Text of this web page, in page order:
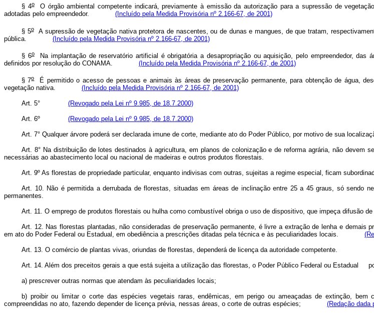
§ 4oO órgão ambiental competente indicará, previamente à emissão da autorização para a supressão de
adotadas pelo empreendedor. (Incluído pela Medida Provisória nº 2.166-67, de 2001)
§ 5oA supressão de vegetação nativa protetora de nascentes, ou de dunas e mangues, de que tratam,
pública. (Incluído pela Medida Provisória nº 2.166-67, de 2001)
§ 6oNa implantação de reservatório artificial é obrigatória a desapropriação ou aquisição, pelo empreendedor,
definidos por resolução do CONAMA. (Incluído pela Medida Provisória nº 2.166-67, de 2001)
§ 7oÉ permitido o acesso de pessoas e animais às áreas de preservação permanente, para obtenção de água,
vegetação nativa. (Incluído pela Medida Provisória nº 2.166-67, de 2001)
Art. 5° (Revogado pela Lei nº 9.985, de 18.7.2000)
Art. 6º (Revogado pela Lei nº 9.985, de 18.7.2000)
Art. 7° Qualquer árvore poderá ser declarada imune de corte, mediante ato do Poder Público, por motivo de sua
Art. 8° Na distribuição de lotes destinados à agricultura, em planos de colonização e de reforma agrária, não
necessárias ao abastecimento local ou nacional de madeiras e outros produtos florestais.
Art. 9º As florestas de propriedade particular, enquanto indivisas com outras, sujeitas a regime especial, ficam
Art. 10. Não é permitida a derrubada de florestas, situadas em áreas de inclinação entre 25 a 45 graus, só sendo
permanentes.
Art. 11. O emprego de produtos florestais ou hulha como combustível obriga o uso de dispositivo, que impeça difusão
Art. 12. Nas florestas plantadas, não consideradas de preservação permanente, é livre a extração de lenha e
em ato do Poder Federal ou Estadual, em obediência a prescrições ditadas pela técnica e às peculiaridades locais.
Art. 13. O comércio de plantas vivas, oriundas de florestas, dependerá de licença da autoridade competente.
Art. 14. Além dos preceitos gerais a que está sujeita a utilização das florestas, o Poder Público Federal ou Estadual
a) prescrever outras normas que atendam às peculiaridades locais;
b) proibir ou limitar o corte das espécies vegetais raras, endêmicas, em perigo ou ameaçadas de extinção,
compreendidas no ato, fazendo depender de licença prévia, nessas áreas, o corte de outras espécies; (Redação dada